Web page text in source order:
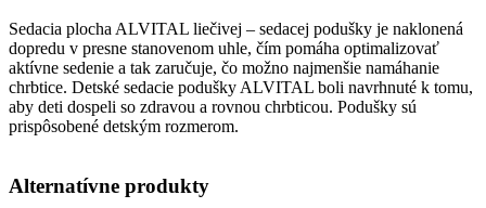
Sedacia plocha ALVITAL liečivej – sedacej podušky je naklonená
dopredu v presne stanovenom uhle, čím pomáha optimalizovať
aktívne sedenie a tak zaručuje, čo možno najmenšie namáhanie
chrbtice. Detské sedacie podušky ALVITAL boli navrhnuté k tomu,
aby deti dospeli so zdravou a rovnou chrbticou. Podušky sú
prispôsobené detským rozmerom.
Alternatívne produkty